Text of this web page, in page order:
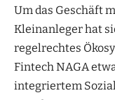
Um das Geschäft
Kleinanleger hat
regelrechtes
Fintech NAGA
integriertem